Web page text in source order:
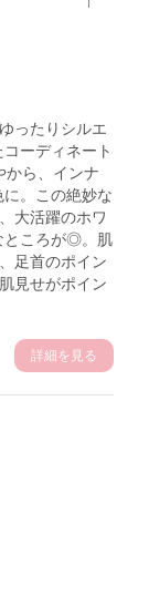
ったりシルエ
ーディネート
ら、インナ
。この絶妙な
大活躍のホワ
ところが◎。肌
足首のポイン
見せがポイン
詳細を見る